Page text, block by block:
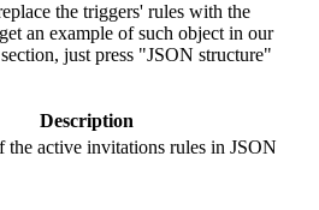
the triggers' rules with the
an example of such object in our
just press "JSON structure"
Description
the active invitations rules in JSON